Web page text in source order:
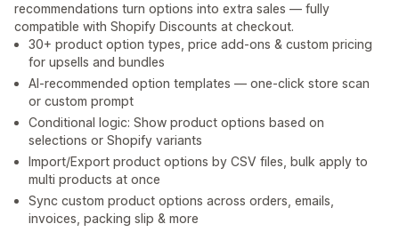
recommendations turn options into extra sales — fully
compatible with Shopify Discounts at checkout.
30+ product option types, price add-ons & custom pricing
for upsells and bundles
AI-recommended option templates — one-click store scan
or custom prompt
Conditional logic: Show product options based on
selections or Shopify variants
Import/Export product options by CSV files, bulk apply to
multi products at once
Sync custom product options across orders, emails,
invoices, packing slip & more